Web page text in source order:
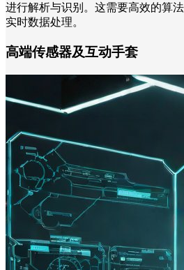
进行解析与识别。这需要高效的算
实时数据处理。
高端传感器及互动手套